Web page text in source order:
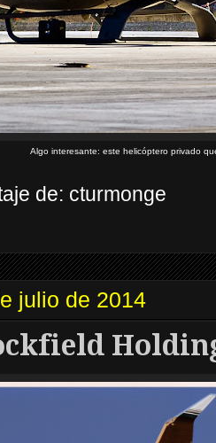
Algo interesante: este helicóptero privado
de: cturmonge
julio de 2014